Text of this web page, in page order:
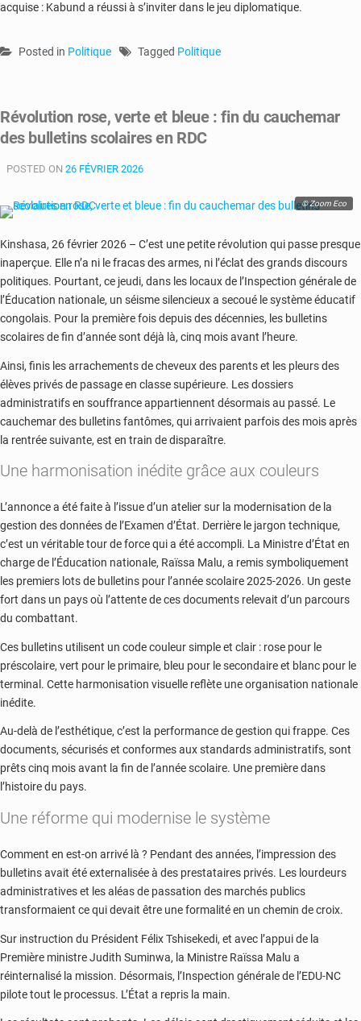
acquise : Kabund a réussi à s’inviter dans le jeu diplomatique.
Posted in Politique Tagged Politique
Révolution rose, verte et bleue : fin du cauchemar
des bulletins scolaires en RDC
POSTED ON 26 FÉVRIER 2026
© Zoom Eco
Kinshasa, 26 février 2026 – C’est une petite révolution qui passe presque
inaperçue. Elle n’a ni le fracas des armes, ni l’éclat des grands discours
politiques. Pourtant, ce jeudi, dans les locaux de l’Inspection générale de
l’Éducation nationale, un séisme silencieux a secoué le système éducatif
congolais. Pour la première fois depuis des décennies, les bulletins
scolaires de fin d’année sont déjà là, cinq mois avant l’heure.
Ainsi, finis les arrachements de cheveux des parents et les pleurs des
élèves privés de passage en classe supérieure. Les dossiers
administratifs en souffrance appartiennent désormais au passé. Le
cauchemar des bulletins fantômes, qui arrivaient parfois des mois après
la rentrée suivante, est en train de disparaître.
Une harmonisation inédite grâce aux couleurs
L’annonce a été faite à l’issue d’un atelier sur la modernisation de la
gestion des données de l’Examen d’État. Derrière le jargon technique,
c’est un véritable tour de force qui a été accompli. La Ministre d’État en
charge de l’Éducation nationale, Raïssa Malu, a remis symboliquement
les premiers lots de bulletins pour l’année scolaire 2025-2026. Un geste
fort dans un pays où l’attente de ces documents relevait d’un parcours
du combattant.
Ces bulletins utilisent un code couleur simple et clair : rose pour le
préscolaire, vert pour le primaire, bleu pour le secondaire et blanc pour le
terminal. Cette harmonisation visuelle reflète une organisation nationale
inédite.
Au-delà de l’esthétique, c’est la performance de gestion qui frappe. Ces
documents, sécurisés et conformes aux standards administratifs, sont
prêts cinq mois avant la fin de l’année scolaire. Une première dans
l’histoire du pays.
Une réforme qui modernise le système
Comment en est-on arrivé là ? Pendant des années, l’impression des
bulletins avait été externalisée à des prestataires privés. Les lourdeurs
administratives et les aléas de passation des marchés publics
transformaient ce qui devait être une formalité en un chemin de croix.
Sur instruction du Président Félix Tshisekedi, et avec l’appui de la
Première ministre Judith Suminwa, la Ministre Raïssa Malu a
réinternalisé la mission. Désormais, l’Inspection générale de l’EDU-NC
pilote tout le processus. L’État a repris la main.